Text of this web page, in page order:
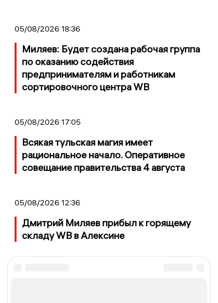
05/08/2026 18:36
Миляев: Будет создана рабочая группа
по оказанию содействия
предпринимателям и работникам
сортировочного центра WB
05/08/2026 17:05
Всякая тульская магия имеет
рациональное начало. Оперативное
совещание правительства 4 августа
05/08/2026 12:36
Дмитрий Миляев прибыл к горящему
складу WB в Алексине